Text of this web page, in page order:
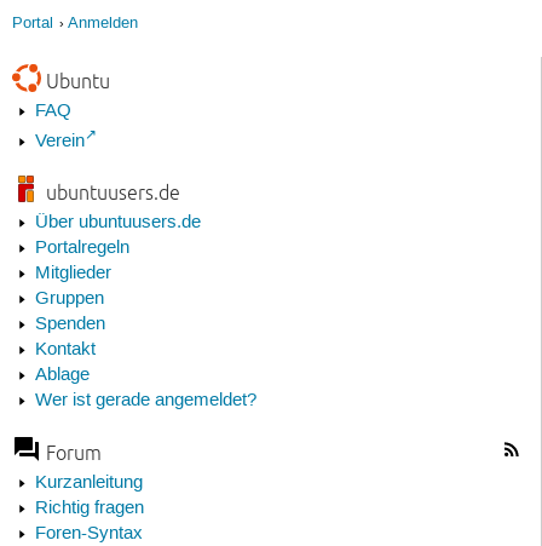
Portal Anmelden
Ubuntu
FAQ
Verein
ubuntuusers.de
Über ubuntuusers.de
Portalregeln
Mitglieder
Gruppen
Spenden
Kontakt
Ablage
Wer ist gerade angemeldet?
Forum
Kurzanleitung
Richtig fragen
Foren-Syntax